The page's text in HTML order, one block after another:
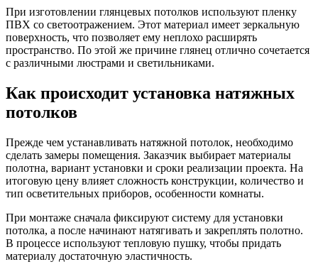
При изготовлении глянцевых потолков используют пленку
ПВХ со светоотражением. Этот материал имеет зеркальную
поверхность, что позволяет ему неплохо расширять
пространство. По этой же причине глянец отлично сочетается
с различными люстрами и светильниками.
Как происходит установка натяжных
потолков
Прежде чем устанавливать натяжной потолок, необходимо
сделать замеры помещения. Заказчик выбирает материалы
полотна, вариант установки и сроки реализации проекта. На
итоговую цену влияет сложность конструкции, количество и
тип осветительных приборов, особенности комнаты.
При монтаже сначала фиксируют систему для установки
потолка, а после начинают натягивать и закреплять полотно.
В процессе используют тепловую пушку, чтобы придать
материалу достаточную эластичность.